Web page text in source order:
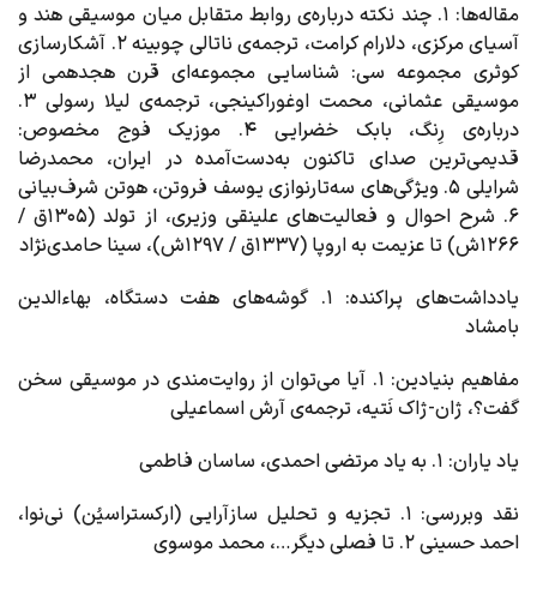
مقاله‌ها
: ۱. چند نکته درباره‌ی روابط متقابل میان موسیقی هند و
آسیای مرکزی، دلارام کرامت، ‌ترجمه‌ی ناتالی چوبینه ۲. آشکارسازی
کوثری مجموعه سی: شناسایی مجموعه‌ای قرن هجدهمی از
موسیقی عثمانی،‌ محمت اوغوراکینجی، ترجمه‌ی لیلا رسولی ۳.
درباره‌ی رِنگ، بابک خضرایی ۴. موزیک فوج مخصوص:
قدیمی‌ترین صدای تاکنون به‌دست‌آمده در ایران، محمدرضا
شرایلی ۵. ویژگی‌های سه‌تارنوازی یوسف فروتن، هوتن شرف‌بیانی
۶. شرح احوال و فعالیت‌های علینقی وزیری،‌ از تولد (۱۳۰۵ق /
۱۲۶۶ش) تا عزیمت به اروپا (۱۳۳۷ق / ۱۲۹۷ش)، سینا حامدی‌نژاد
یادداشت‌های پراکنده
: ۱. گوشه‌های هفت دستگاه، بهاءالدین
بامشاد
مفاهیم بنیادین
: ۱. آیا می‌توان از روایت‌مندی در موسیقی سخن
گفت؟،‌ ژان-‌ژاک نَتیه، ترجمه‌ی آرش اسماعیلی
یاد یاران: ۱. به یاد مرتضی احمدی، ساسان فاطمی
نقد وبررسی
: ۱. تجزیه و تحلیل سازآرایی (ارکستراسیُن) نی‌نوا،
احمد حسینی ۲. تا فصلی دیگر…، محمد موسوی